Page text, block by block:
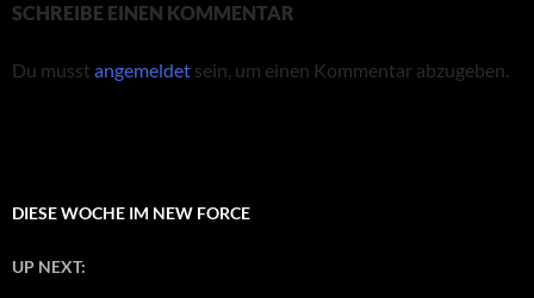
SCHREIBE EINEN KOMMENTAR
Du musst angemeldet sein, um einen Kommentar abzugeben.
DIESE WOCHE IM NEW FORCE
UP NEXT: